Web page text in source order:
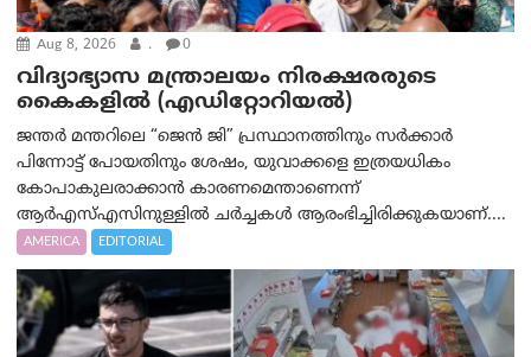
Aug 8, 2026 . 0
വിദ്യാഭ്യാസ മന്ത്രാലയം നിരക്ഷരരുടെ
കൈകളിൽ (എഡിറ്റോറിയല്‍)
ജന്തർ മന്തറിലെ “ജെൻ ജി” പ്രസ്ഥാനത്തിനും സർക്കാർ
പിന്നോട്ട് പോയതിനും ശേഷം, യുവാക്കളെ ഇത്രയധികം
കോപാകുലരാക്കാൻ കാരണമെന്താണെന്ന്
ആർ‌എസ്‌എസിനുള്ളിൽ ചർച്ചകൾ ആരംഭിച്ചിരിക്കുകയാണ്....
AMERICA EDITORIAL